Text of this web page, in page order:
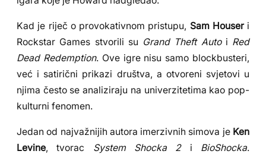
Kad je riječ o provokativnom pristupu, Sam Houseri
Rockstar Games stvorili su Grand Theft Autoi Red
Dead Redemption. Ove igre nisu samo blockbusteri,
već i satirični prikazi društva, a otvoreni svjetovi u
njima često se analiziraju na univerzitetima kao pop-
kulturni fenomen.
Jedan od najvažnijih autora imerzivnih simova je Ken
Levine, tvorac System Shocka 2i BioShocka.